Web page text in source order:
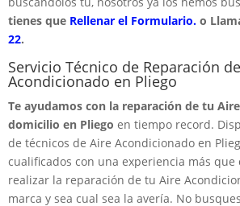
tienes que Rellenar el Formulario. o
22.
Servicio Técnico de Reparación
Acondicionado en Pliego
Te ayudamos con la reparación de tu
domicilio en Pliego en tiempo record.
de técnicos de Aire Acondicionado en
cualificados con una experiencia más que
realizar la reparación de tu Aire
marca y sea cual sea la avería. No